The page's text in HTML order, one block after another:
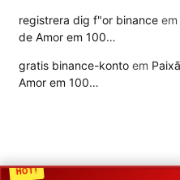
HOT!
registrera dig f"or binance em
de Amor em 100…
gratis binance-konto em
Amor em 100…